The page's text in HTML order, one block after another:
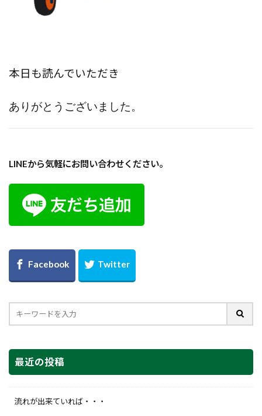
本日も読んでいただき
ありがとうございました。
LINEから気軽にお問い合わせください。
最近の投稿
流れが出来ていれば・・・